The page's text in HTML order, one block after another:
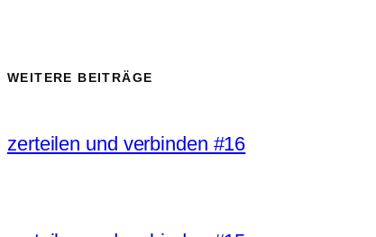
WEITERE BEITRÄGE
zerteilen und verbinden #16